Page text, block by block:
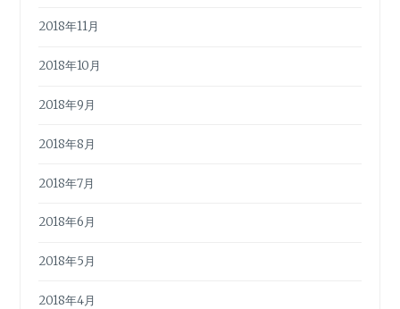
2018年11月
2018年10月
2018年9月
2018年8月
2018年7月
2018年6月
2018年5月
2018年4月